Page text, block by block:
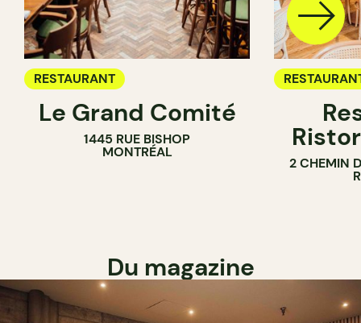
RESTAURANT
Le Grand Comité
1445 RUE BISHOP
MONTRÉAL
2 CHEMIN
Du magazine